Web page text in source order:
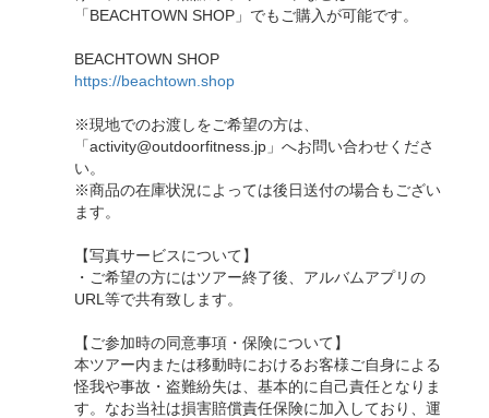
「BEACHTOWN SHOP」でもご購入が可能です。
BEACHTOWN SHOP
https://beachtown.shop
※現地でのお渡しをご希望の方は、
「activity@outdoorfitness.jp」へお問い合わせくださ
い。
※商品の在庫状況によっては後日送付の場合もござい
ます。
【写真サービスについて】
・ご希望の方にはツアー終了後、アルバムアプリの
URL等で共有致します。
【ご参加時の同意事項・保険について】
本ツアー内または移動時におけるお客様ご自身による
怪我や事故・盗難紛失は、基本的に自己責任となりま
す。なお当社は損害賠償責任保険に加入しており、運